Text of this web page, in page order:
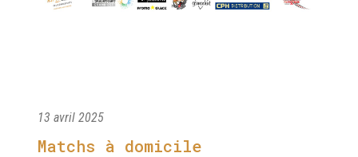
13 avril 2025
Matchs à domicile